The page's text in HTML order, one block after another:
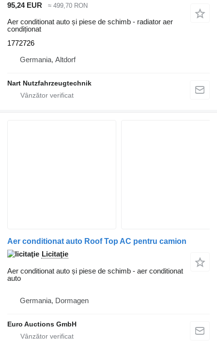
95,24 EUR ≈ 499,70 RON
Aer conditionat auto și piese de schimb - radiator aer
condiționat
1772726
Germania, Altdorf
Nart Nutzfahrzeugtechnik
Aer conditionat auto Roof Top AC pentru camion
Licitaţie
Aer conditionat auto și piese de schimb - aer conditionat
auto
Germania, Dormagen
Euro Auctions GmbH